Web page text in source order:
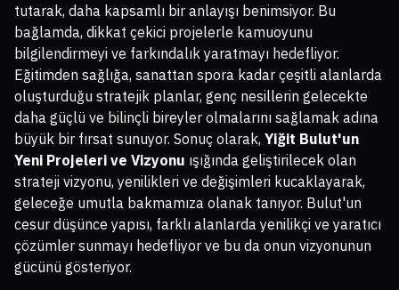
tutarak, daha kapsamlı bir anlayışı benimsiyor. Bu
bağlamda, dikkat çekici projelerle kamuoyunu
bilgilendirmeyi ve farkındalık yaratmayı hedefliyor.
Eğitimden sağlığa, sanattan spora kadar çeşitli alanlarda
oluşturduğu stratejik planlar, genç nesillerin gelecekte
daha güçlü ve bilinçli bireyler olmalarını sağlamak adına
büyük bir fırsat sunuyor. Sonuç olarak, Yiğit Bulut'un
Yeni Projeleri ve Vizyonu ışığında geliştirilecek olan
strateji vizyonu, yenilikleri ve değişimleri kucaklayarak,
geleceğe umutla bakmamıza olanak tanıyor. Bulut'un
cesur düşünce yapısı, farklı alanlarda yenilikçi ve yaratıcı
çözümler sunmayı hedefliyor ve bu da onun vizyonunun
gücünü gösteriyor.